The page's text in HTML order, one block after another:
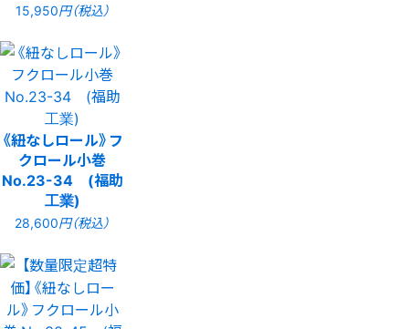
15,950円（税込）
《紐なしロール》フ
クロール小巻
No.23-34 (福助
工業)
28,600円（税込）